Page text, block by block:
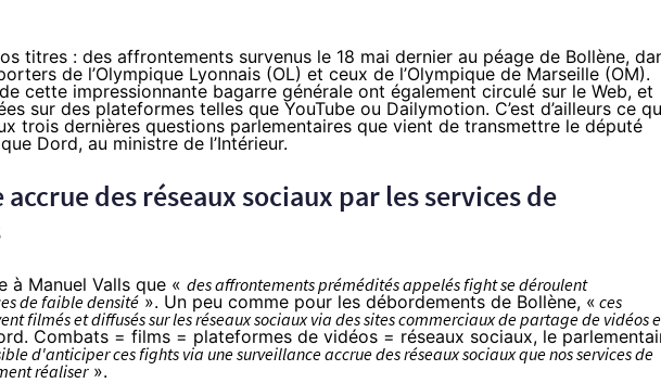
titres : des affrontements survenus le 18 mai dernier au péage de Bollène,
de l’Olympique Lyonnais (OL) et ceux de l’Olympique de Marseille (OM).
cette impressionnante bagarre générale ont également circulé sur le Web, et
sur des plateformes telles que YouTube ou Dailymotion. C’est d’ailleurs ce
trois dernières questions parlementaires que vient de transmettre le député
Dord, au ministre de l’Intérieur.
des réseaux sociaux par les services de
à Manuel Valls que « des affrontements prémédités appelés fight se déroulent
de faible densité». Un peu comme pour les débordements de Bollène, « ces
filmés et diffusés sur les réseaux sociaux via des sites commerciaux de partage de vidéos
Combats = films = plateformes de vidéos = réseaux sociaux, le
d'anticiper ces fights via une surveillance accrue des réseaux sociaux que nos services de
réaliser».